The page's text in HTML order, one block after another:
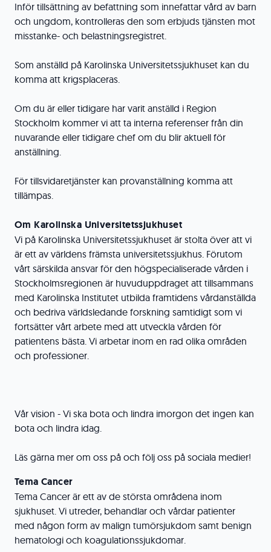
Inför tillsättning av befattning som innefattar vård av barn
och ungdom, kontrolleras den som erbjuds tjänsten mot
misstanke- och belastningsregistret.
Som anställd på Karolinska Universitetssjukhuset kan du
komma att krigsplaceras.
Om du är eller tidigare har varit anställd i Region
Stockholm kommer vi att ta interna referenser från din
nuvarande eller tidigare chef om du blir aktuell för
anställning.
För tillsvidaretjänster kan provanställning komma att
tillämpas.
Om Karolinska Universitetssjukhuset
Vi på Karolinska Universitetssjukhuset är stolta över att vi
är ett av världens främsta universitetssjukhus. Förutom
vårt särskilda ansvar för den högspecialiserade vården i
Stockholmsregionen är huvuduppdraget att tillsammans
med Karolinska Institutet utbilda framtidens vårdanställda
och bedriva världsledande forskning samtidigt som vi
fortsätter vårt arbete med att utveckla vården för
patientens bästa. Vi arbetar inom en rad olika områden
och professioner.
Vår vision - Vi ska bota och lindra imorgon det ingen kan
bota och lindra idag.
Läs gärna mer om oss på och följ oss på sociala medier!
Tema Cancer
Tema Cancer är ett av de största områdena inom
sjukhuset. Vi utreder, behandlar och vårdar patienter
med någon form av malign tumörsjukdom samt benign
hematologi och koagulationssjukdomar.